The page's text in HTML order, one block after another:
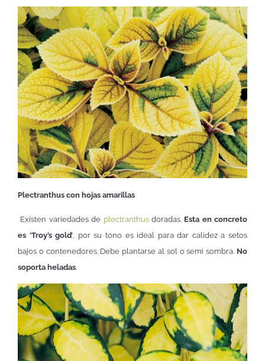
Plectranthus con hojas amarillas
Existen variedades de plectranthusdoradas. Esta en concreto
es ‘Troy’s gold’, por su tono es ideal para dar calidez a setos
bajos o contenedores. Debe plantarse al sol o semi sombra. No
soporta heladas.